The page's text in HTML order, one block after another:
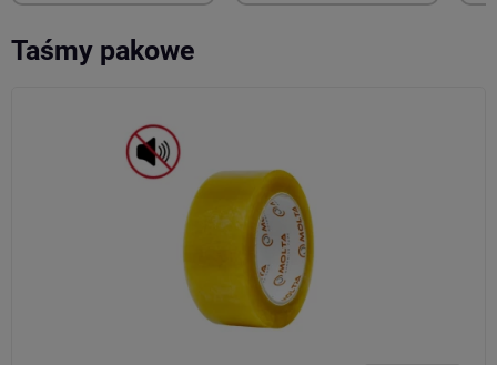
Taśmy pakowe